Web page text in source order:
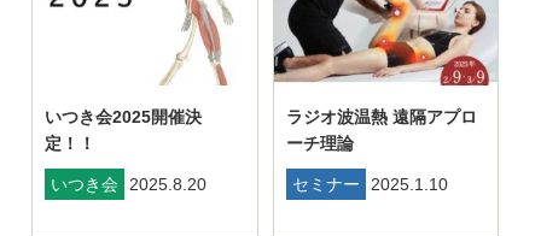
いつき会2025開催決
定！！
いつき会 2025.8.20
ラジオ波温熱 遠隔アプロ
ーチ理論
セミナー 2025.1.10